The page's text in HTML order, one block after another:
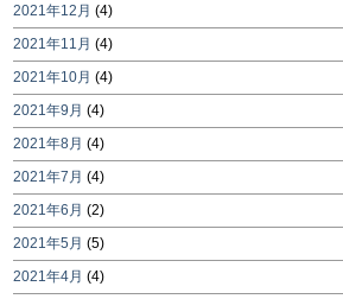
2021年12月 (4)
2021年11月 (4)
2021年10月 (4)
2021年9月 (4)
2021年8月 (4)
2021年7月 (4)
2021年6月 (2)
2021年5月 (5)
2021年4月 (4)